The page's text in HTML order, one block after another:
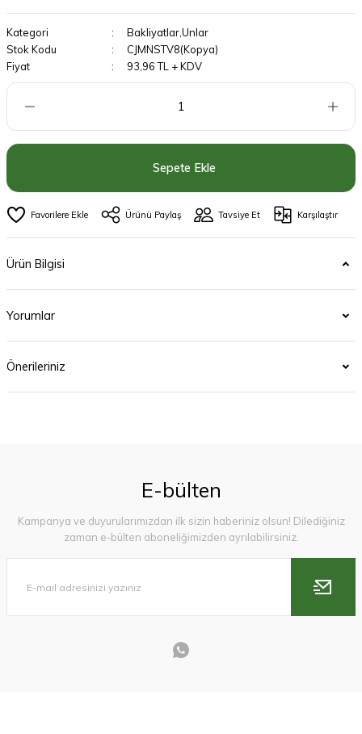
Kategori
Bakliyatlar,Unlar
Stok Kodu
CJMNSTV8(Kopya)
Fiyat
93,96 TL + KDV
Sepete Ekle
Ürünü Paylaş Tavsiye Et Karşılaştır
Ürün Bilgisi
Yorumlar
Önerileriniz
E-bülten
Kampanya ve duyurularımızdan ilk sizin haberiniz olsun! Dilediğiniz
zaman e-bülten aboneliğimizden ayrılabilirsiniz.